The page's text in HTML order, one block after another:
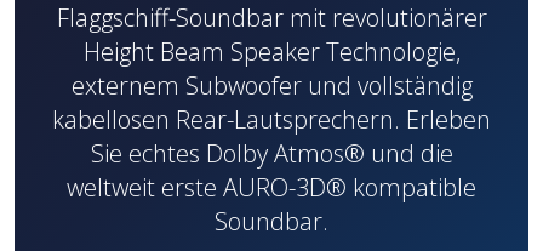
Flaggschiff-Soundbar mit revolutionärer
Height Beam Speaker Technologie,
externem Subwoofer und vollständig
kabellosen Rear-Lautsprechern. Erleben
Sie echtes Dolby Atmos® und die
weltweit erste AURO-3D® kompatible
Soundbar.